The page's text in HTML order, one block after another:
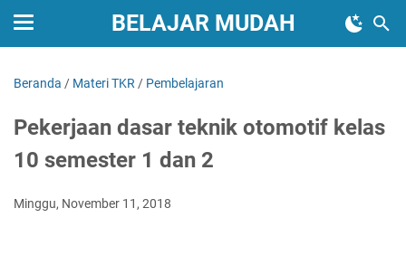
BELAJAR MUDAH
Beranda / Materi TKR / Pembelajaran
Pekerjaan dasar teknik otomotif kelas
10 semester 1 dan 2
Minggu, November 11, 2018